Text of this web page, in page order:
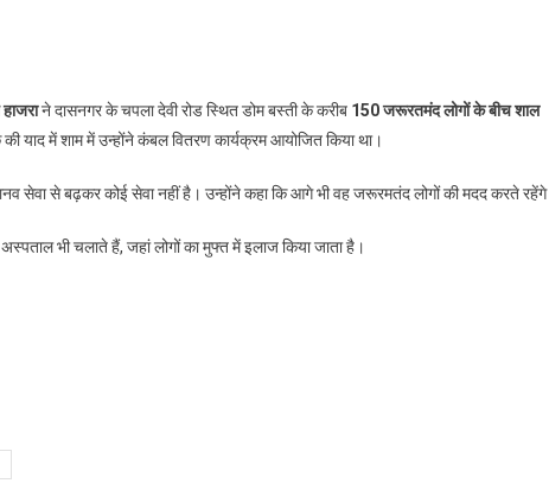
हाजराने दासनगर के चपला देवी रोड स्थित डोम बस्ती के करीब 150 जरूरतमंद लोगों के बीच शाल
याद में शाम में उन्होंने कंबल वितरण कार्यक्रम आयोजित किया था।
मानव सेवा से बढ़कर कोई सेवा नहीं है। उन्होंने कहा कि आगे भी वह जरूरमतंद लोगों की मदद करते
भी चलाते हैं, जहां लोगों का मुफ्त में इलाज किया जाता है।